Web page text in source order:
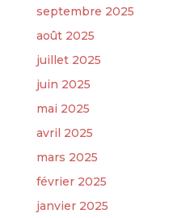
septembre 2025
août 2025
juillet 2025
juin 2025
mai 2025
avril 2025
mars 2025
février 2025
janvier 2025